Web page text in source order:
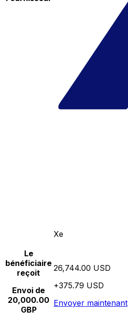
Xe
Le
bénéficiaire
reçoit
Envoi de
20,000.00
GBP
26,744.00 USD
+375.79 USD
Envoyer maintenant